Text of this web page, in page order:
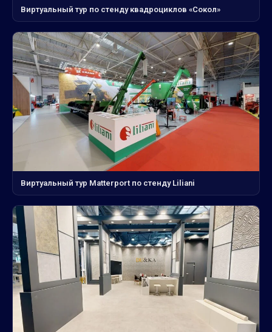
Виртуальный тур по стенду квадроциклов «Сокол»
Виртуальный тур Matterport по стенду Liliani